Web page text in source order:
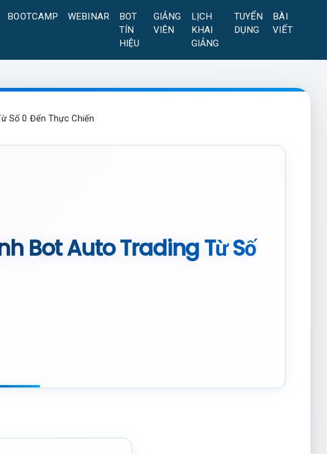
BOOTCAMP WEBINAR
BOT
TÍN
HIỆU
GIẢNG
VIÊN
LỊCH
KHAI
GIẢNG
TUYỂN
DỤNG
BÀI
VIẾT
Số 0 Đến Thực Chiến
Bot Auto Trading Từ Số